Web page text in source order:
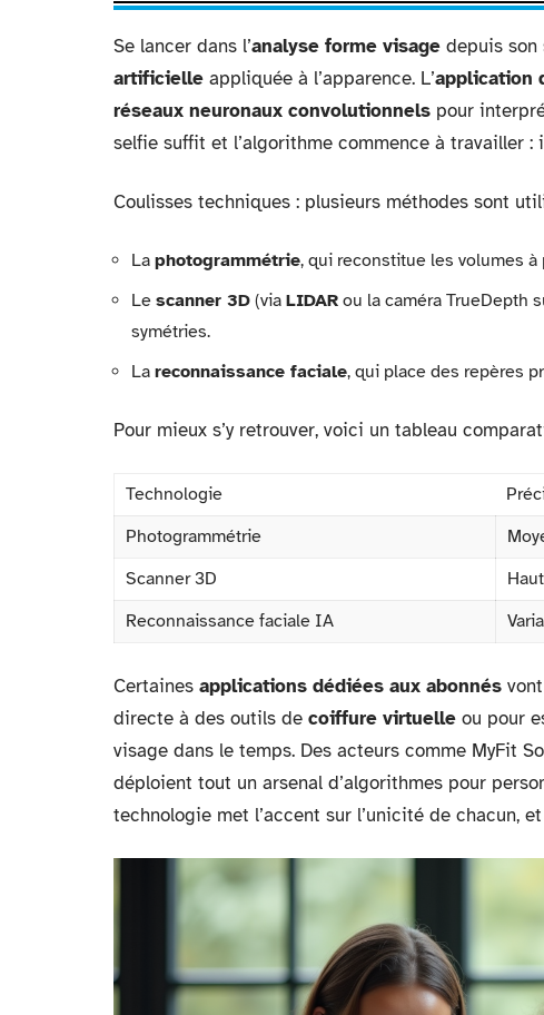
Se lancer dans l’analyse forme visage depuis son
artificielle appliquée à l’apparence. L’application
réseaux neuronaux convolutionnels pour
selfie suffit et l’algorithme commence à travailler :
Coulisses techniques : plusieurs méthodes sont
La photogrammétrie, qui reconstitue les volumes à
Le scanner 3D (via LIDAR ou la caméra TrueDepth
symétries.
La reconnaissance faciale, qui place des repères
Pour mieux s’y retrouver, voici un tableau
Technologie
Photogrammétrie
Scanner 3D
Reconnaissance faciale IA
Certaines applications dédiées aux abonnés
directe à des outils de coiffure virtuelle ou pour
visage dans le temps. Des acteurs comme MyFit
déploient tout un arsenal d’algorithmes pour
technologie met l’accent sur l’unicité de chacun,